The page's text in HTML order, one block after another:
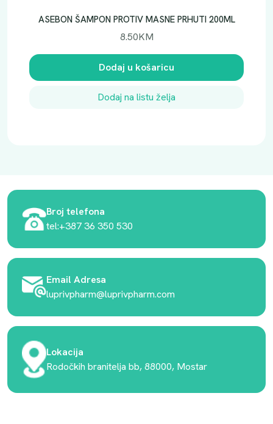
ASEBON ŠAMPON PROTIV MASNE PRHUTI 200ML
8.50KM
Dodaj u košaricu
Dodaj na listu želja
Broj telefona
tel:+387 36 350 530
Email Adresa
luprivpharm@luprivpharm.com
Lokacija
Rodočkih branitelja bb, 88000, Mostar